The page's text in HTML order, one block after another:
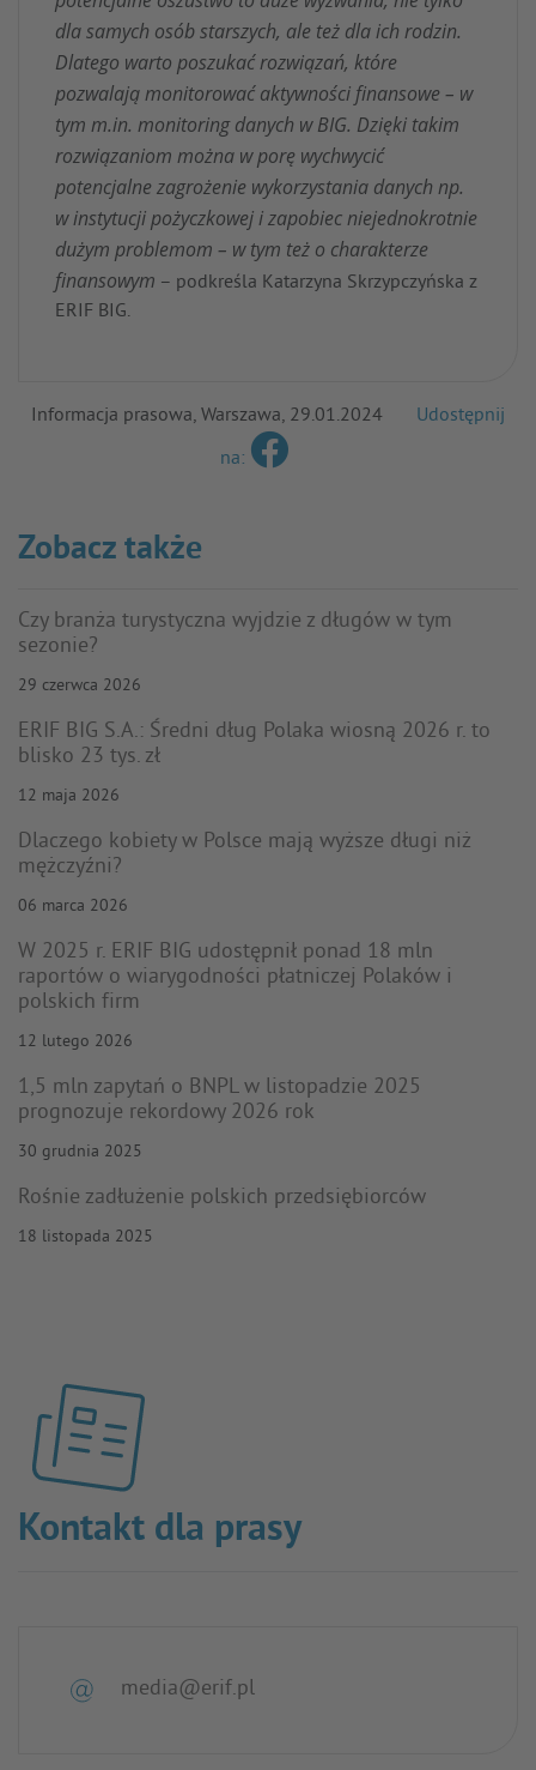
dla samych osób starszych, ale też dla ich rodzin.
Dlatego warto poszukać rozwiązań, które
pozwalają monitorować aktywności finansowe – w
tym m.in. monitoring danych w BIG. Dzięki takim
rozwiązaniom można w porę wychwycić
potencjalne zagrożenie wykorzystania danych np.
w instytucji pożyczkowej i zapobiec niejednokrotnie
dużym problemom – w tym też o charakterze
finansowym – podkreśla Katarzyna Skrzypczyńska z
ERIF BIG.
Informacja prasowa, Warszawa, 29.01.2024
Udostępnij
na:
Zobacz także
Czy branża turystyczna wyjdzie z długów w tym
sezonie?
29 czerwca 2026
ERIF BIG S.A.: Średni dług Polaka wiosną 2026 r. to
blisko 23 tys. zł
12 maja 2026
Dlaczego kobiety w Polsce mają wyższe długi niż
mężczyźni?
06 marca 2026
W 2025 r. ERIF BIG udostępnił ponad 18 mln
raportów o wiarygodności płatniczej Polaków i
polskich firm
12 lutego 2026
1,5 mln zapytań o BNPL w listopadzie 2025
prognozuje rekordowy 2026 rok
30 grudnia 2025
Rośnie zadłużenie polskich przedsiębiorców
18 listopada 2025
Kontakt dla prasy
media@erif.pl